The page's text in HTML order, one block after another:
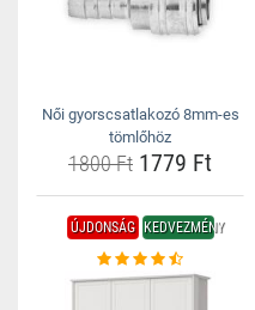
Női gyorscsatlakozó 8mm-es
tömlőhöz
1800 Ft 1779 Ft
ÚJDONSÁG KEDVEZMÉNY